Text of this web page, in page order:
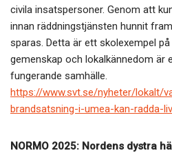
civila insatspersoner. Genom att
innan räddningstjänsten hunnit
sparas. Detta är ett skolexempel
gemenskap och lokalkännedom är
fungerande samhälle.
https://www.svt.se/nyheter/lokalt/
brandsatsning-i-umea-kan-radda-
NORMO 2025: Nordens dystra